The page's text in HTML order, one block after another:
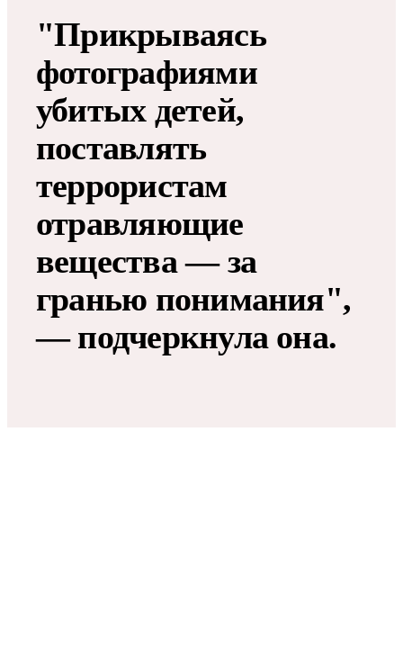
"Прикрываясь
фотографиями
убитых детей,
поставлять
террористам
отравляющие
вещества — за
гранью понимания",
— подчеркнула она.